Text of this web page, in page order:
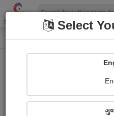
Shopizen
Home Quote Details
Select